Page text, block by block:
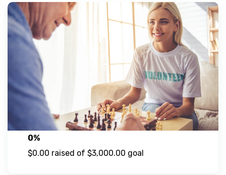
0%
$0.00 raised of $3,000.00 goal